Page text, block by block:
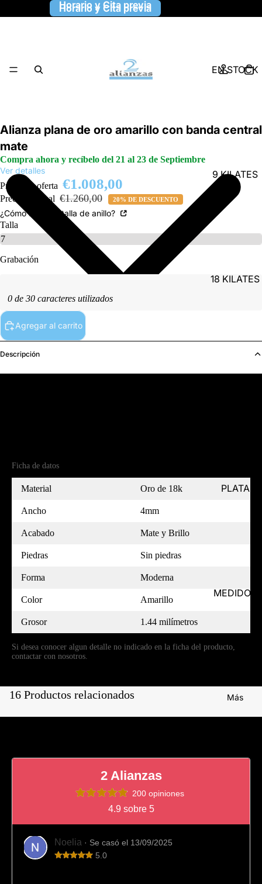
Horario y Cita previa
Horario y Cita previa
EN STOCK
9 KILATES
18 KILATES
PLATA
MEDIDOR
Más
Alianza plana de oro amarillo con banda central
mate
Compra ahora y recíbelo del 21 al 23 de Septiembre
Ver detalles
Precio de oferta €1.008,00
Precio habitual €1.260,00 20% DE DESCUENTO
¿Cómo saber la talla de anillo?
Talla
Grabación
0 de 30 caracteres utilizados
Agregar al carrito
Descripción
Ficha de datos
Material Oro de 18k
Ancho 4mm
Acabado Mate y Brillo
Piedras Sin piedras
Forma Moderna
Color Amarillo
Grosor 1.44 milímetros
Si desea conocer algun detalle no indicado en la ficha del producto,
contactar con nosotros.
16 Productos relacionados
2 Alianzas
200 opiniones
4.9 sobre 5
Noelia · Se casó el 13/09/2025
5.0